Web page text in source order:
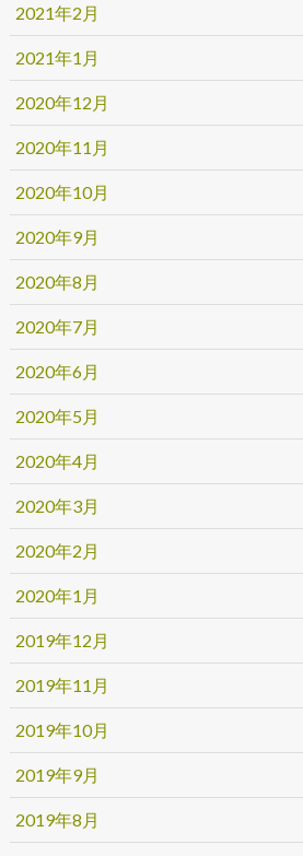
2021年2月
2021年1月
2020年12月
2020年11月
2020年10月
2020年9月
2020年8月
2020年7月
2020年6月
2020年5月
2020年4月
2020年3月
2020年2月
2020年1月
2019年12月
2019年11月
2019年10月
2019年9月
2019年8月